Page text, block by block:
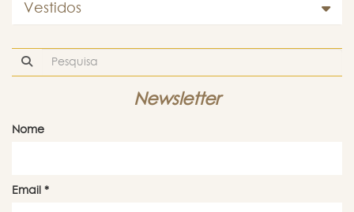
Vestidos
Newsletter
Nome
Email *